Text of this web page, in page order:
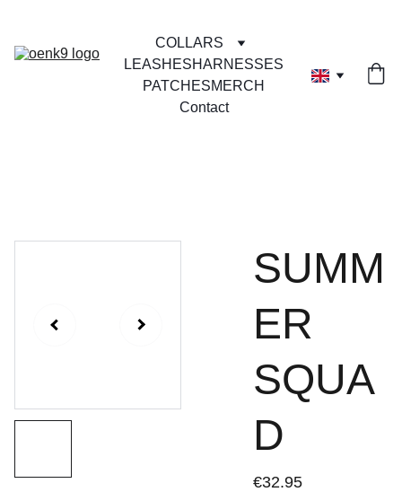
COLLARS
LEASHESHARNESSES
PATCHESMERCH
Contact
SUMM
ER
SQUA
D
€32.95